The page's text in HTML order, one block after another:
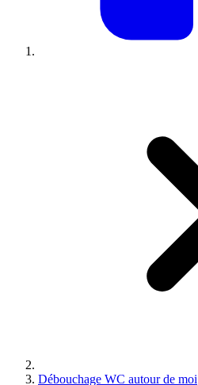
Débouchage WC autour de moi